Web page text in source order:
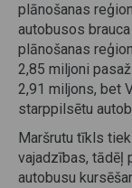
plānošanas
autobusos
plānošanas
2,85 miljoni
2,91 miljons, bet
starppilsētu
Maršrutu tīkls
vajadzības, tādēļ
autobusu